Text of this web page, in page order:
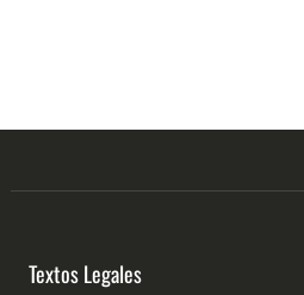
Textos Legales